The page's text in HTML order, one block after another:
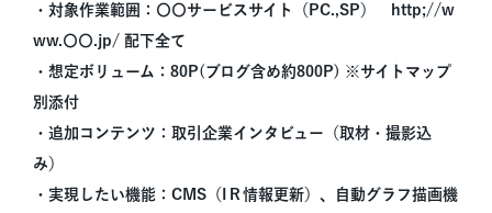
・対象作業範囲：〇〇サービスサイト（PC.,SP） http;//w
ww.〇〇.jp/ 配下全て
・想定ボリューム：80P(ブログ含め約800P) ※サイトマップ
別添付
・追加コンテンツ：取引企業インタビュー（取材・撮影込
み）
・実現したい機能：CMS（IＲ情報更新）、自動グラフ描画機